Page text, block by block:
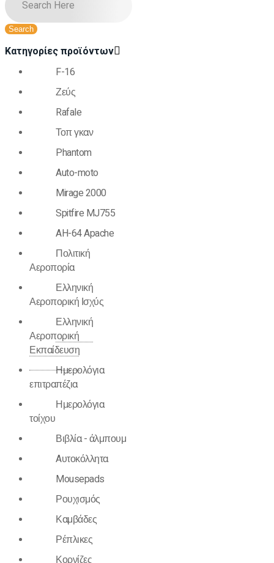
Κατηγορίες προϊόντων
F-16
Ζεύς
Rafale
Τοπ γκαν
Phantom
Auto-moto
Mirage 2000
Spitfire MJ755
AH-64 Apache
Πολιτική
Αεροπορία
Ελληνική
Αεροπορική Ισχύς
Ελληνική
Αεροπορική
Εκπαίδευση
Ημερολόγια
επιτραπέζια
Ημερολόγια
τοίχου
Βιβλία - άλμπουμ
Aυτοκόλλητα
Mousepads
Ρουχισμός
Καμβάδες
Ρέπλικες
Κορνίζες